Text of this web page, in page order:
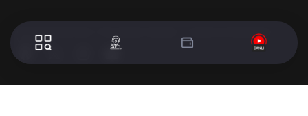
© 2024 WorldTurk. Tüm Hakları Saklıdır. - Tasarım & Geliştirme :
Volion's